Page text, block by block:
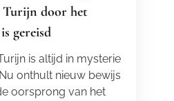
Turijn door het
gereisd
is altijd in mysterie
onthult nieuw bewijs
oorsprong van het